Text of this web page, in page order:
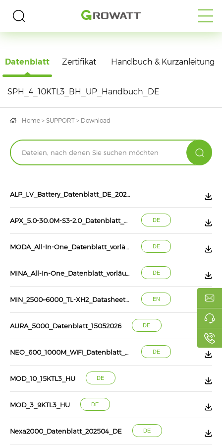
DOWNLOAD
Datenblatt Zertifikat Handbuch & Kurzanleitung
SPH_4_10KTL3_BH_UP_Handbuch_DE
Home >SUPPORT > Download
ALP_LV_Battery_Datenblatt_DE_202607
APX_5.0-30.0M-S3-2.0_Datenblatt_DE_202607 DE
MODA_All-In-One_Datenblatt_vorläufig_DE_202606 DE
MINA_All-In-One_Datenblatt_vorläufig_DE_202606 DE
MIN_2500~6000_TL-XH2_Datasheet_202509 EN
AURA_5000_Datenblatt_15052026 DE
NEO_600_1000M_WiFi_Datenblatt_DE_20260331 DE
MOD_10_15KTL3_HU DE
MOD_3_9KTL3_HU DE
Nexa2000_Datenblatt_202504_DE DE